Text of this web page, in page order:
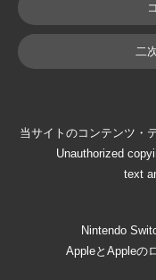
二
当サイトのコンテンツ・
Unauthorized
text
Nintendo
AppleとAppleの